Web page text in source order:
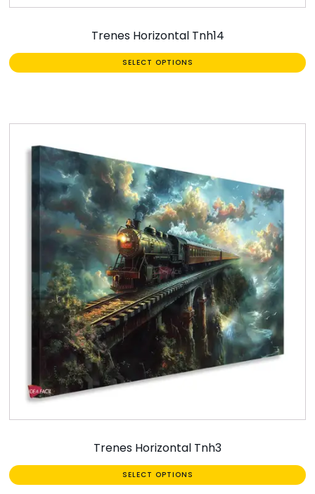
Trenes Horizontal Tnh14
SELECT OPTIONS
Trenes Horizontal Tnh3
SELECT OPTIONS